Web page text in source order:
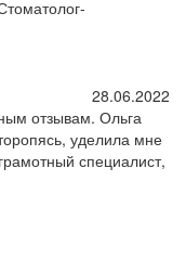
28.06.2022
отзывам. Ольга
уделила мне
специалист,